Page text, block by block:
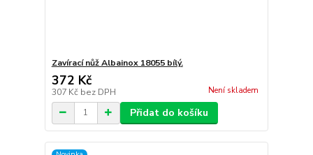
Zavírací nůž Albainox 18055 bílý.
372 Kč
307 Kč bez DPH Není skladem
Přidat do košíku